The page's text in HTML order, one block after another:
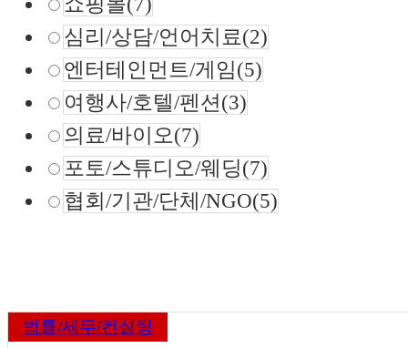
심리/상담/언어치료(2)
엔터테인먼트/게임(5)
여행사/호텔/펜션(3)
의료/바이오(7)
포토/스튜디오/웨딩(7)
협회/기관/단체/NGO(5)
법률/세무/컨설팅